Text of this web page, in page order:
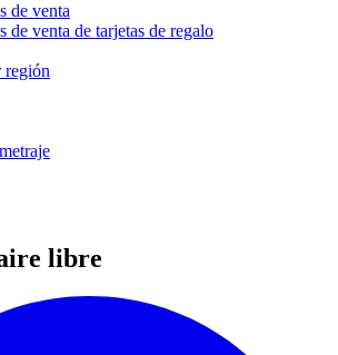
de venta
de venta de tarjetas de regalo
región
libre